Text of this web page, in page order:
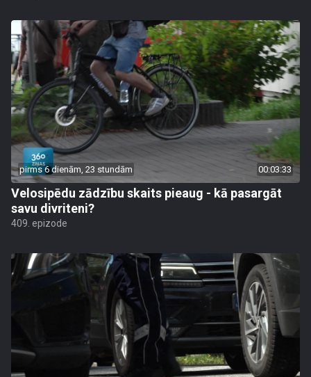
pirms 6 dienām, 23 stundām 00:03:33
Velosipēdu zādzību skaits pieaug - kā pasargāt
savu divriteni?
409. epizode